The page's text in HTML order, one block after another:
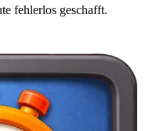
fehlerlos geschafft.